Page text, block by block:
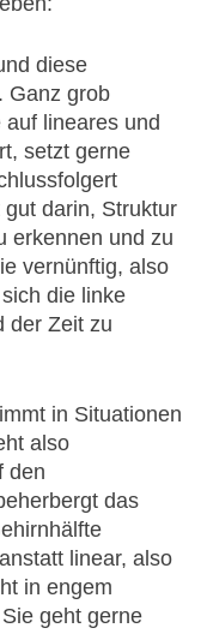
diese
Ganz grob
lineares und
setzt gerne
darin, Struktur
erkennen und zu
vernünftig, also
die linke
der Zeit zu
in Situationen
also
den
das
linear, also
in engem
geht gerne